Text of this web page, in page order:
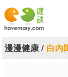
漫漫健康
漫漫健康/ 白內